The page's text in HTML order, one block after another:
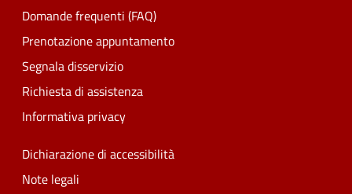
Domande frequenti (FAQ)
Prenotazione appuntamento
Segnala disservizio
Richiesta di assistenza
Informativa privacy
Dichiarazione di accessibilità
Note legali